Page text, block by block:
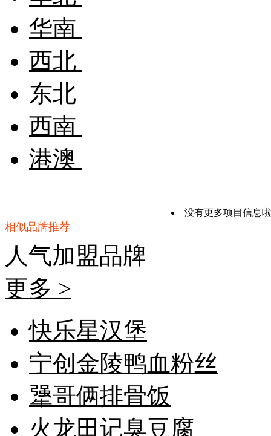
华南
西北
东北
西南
港澳
没有更多项目信息
相似品牌推荐
人气加盟品牌
更多 >
快乐星汉堡
宁创金陵鸭血粉丝
犟哥俩排骨饭
火龙田记臭豆腐